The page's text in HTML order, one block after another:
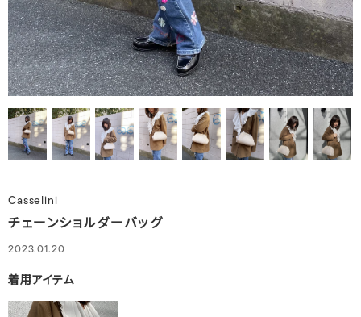
Casselini
チェーンショルダーバッグ
2023.01.20
着用アイテム